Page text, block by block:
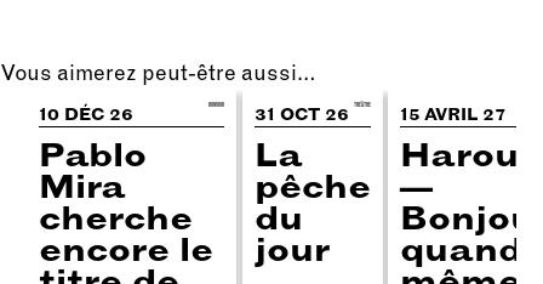
Vous aimerez peut-être aussi…
10 DÉC 26 HUMOUR
Pablo
Mira
cherche
encore le
31 OCT 26 THÉÂTRE
La
pêche
du
jour
15 AVRIL 27
Haroun
—
quand